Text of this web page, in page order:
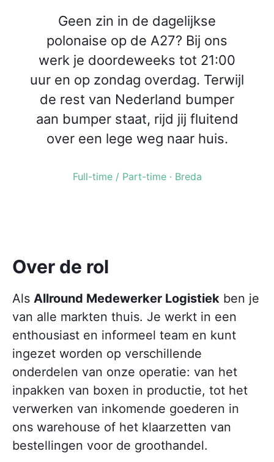
Geen zin in de dagelijkse
polonaise op de A27? Bij ons
werk je doordeweeks tot 21:00
uur en op zondag overdag. Terwijl
de rest van Nederland bumper
aan bumper staat, rijd jij fluitend
over een lege weg naar huis.
Full-time / Part-time · Breda
Over de rol
Als Allround Medewerker Logistiek ben je
van alle markten thuis. Je werkt in een
enthousiast en informeel team en kunt
ingezet worden op verschillende
onderdelen van onze operatie: van het
inpakken van boxen in productie, tot het
verwerken van inkomende goederen in
ons warehouse of het klaarzetten van
bestellingen voor de groothandel.